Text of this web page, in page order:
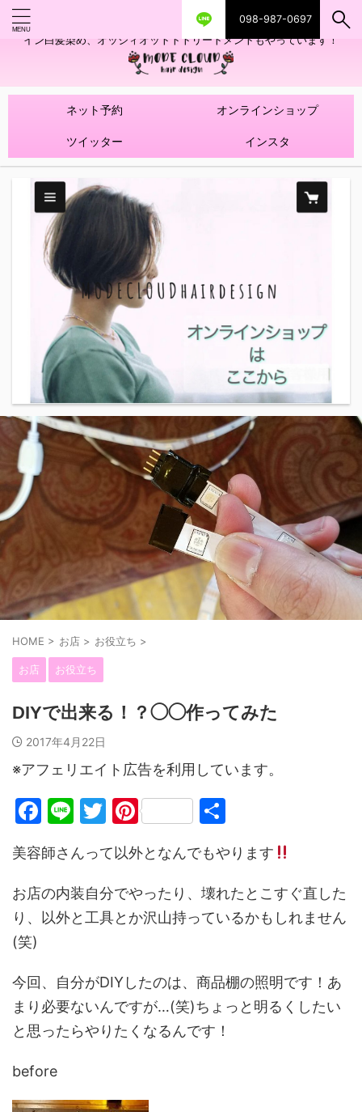
098-987-0697
艶ツヤヘアカラー！髪質改善トリートメントやハイライトを使ったデザ
イン白髪染め、オッジィオットトトリートメントもやっています！
ネット予約 オンラインショップ
ツイッター インスタ
HOME > お店 > お役立ち >
お店 お役立ち
DIYで出来る！？◯◯作ってみた
2017年4月22日
※アフェリエイト広告を利用しています。
F
c
e
b
k
Li
e
T
itt
er
Pi
er
e
st
美容師さんって以外となんでもやります
お店の内装自分でやったり、壊れたとこすぐ直した
り、以外と工具とか沢山持っているかもしれません
(笑)
今回、自分がDIYしたのは、商品棚の照明です！あ
まり必要ないんですが…(笑)ちょっと明るくしたい
と思ったらやりたくなるんです！
before